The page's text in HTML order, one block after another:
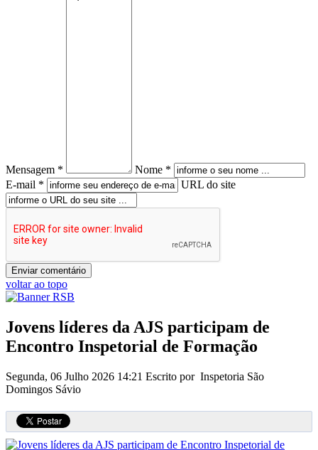
Mensagem *
Nome *
E-mail *
URL do site
voltar ao topo
Jovens líderes da AJS participam de
Encontro Inspetorial de Formação
Segunda, 06 Julho 2026 14:21 Escrito por Inspetoria São
Domingos Sávio